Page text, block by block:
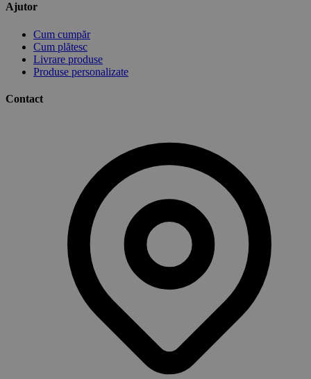
Ajutor
Cum cumpăr
Cum plătesc
Livrare produse
Produse personalizate
Contact